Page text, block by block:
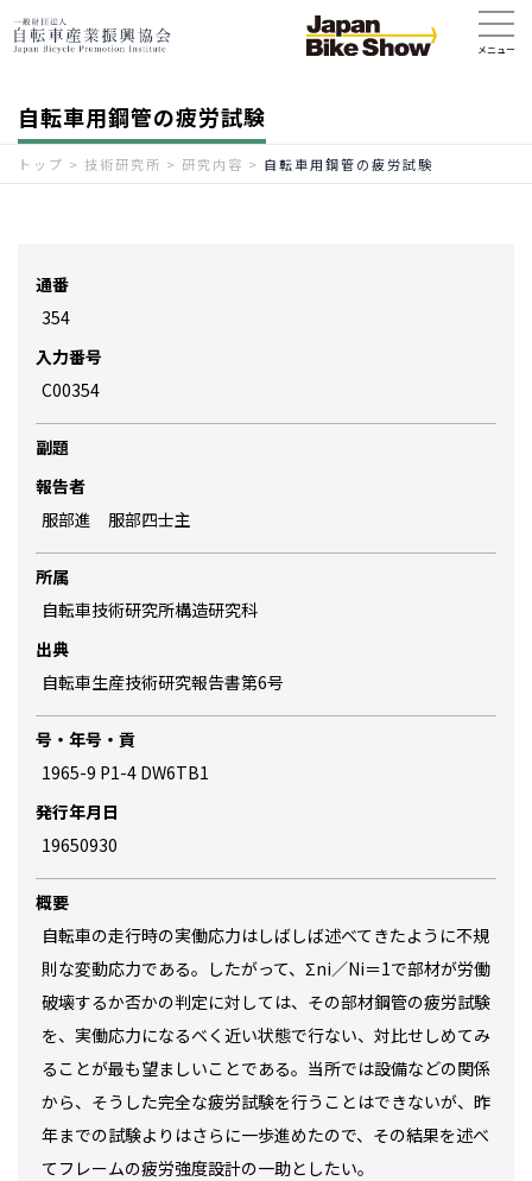
自転車用鋼管の疲労試験
トップ > 技術研究所 > 研究内容 > 自転車用鋼管の疲労試験
通番
354
入力番号
C00354
副題
報告者
服部進 服部四士主
所属
自転車技術研究所構造研究科
出典
自転車生産技術研究報告書第6号
号・年号・貢
1965-9 P1-4 DW6TB1
発行年月日
19650930
概要
自転車の走行時の実働応力はしばしば述べてきたように不規
則な変動応力である。したがって、Σni／Ni＝1で部材が労働
破壊するか否かの判定に対しては、その部材鋼管の疲労試験
を、実働応力になるべく近い状態で行ない、対比せしめてみ
ることが最も望ましいことである。当所では設備などの関係
から、そうした完全な疲労試験を行うことはできないが、昨
年までの試験よりはさらに一歩進めたので、その結果を述べ
てフレームの疲労強度設計の一助としたい。